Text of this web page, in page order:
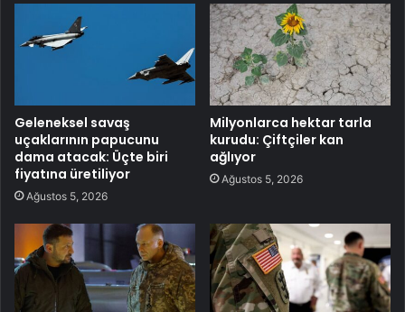
Geleneksel savaş
uçaklarının papucunu
dama atacak: Üçte biri
fiyatına üretiliyor
Ağustos 5, 2026
Milyonlarca hektar tarla
kurudu: Çiftçiler kan
ağlıyor
Ağustos 5, 2026